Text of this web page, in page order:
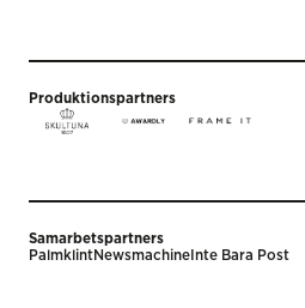
Produktionspartners
Samarbetspartners
PalmklintNewsmachine Inte Bara Post